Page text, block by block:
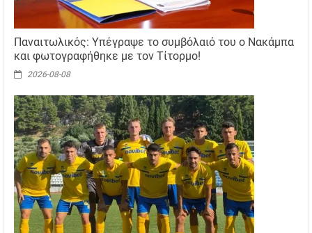
Παναιτωλικός: Υπέγραψε το συμβόλαιό του ο Νακάμπα
και φωτογραφήθηκε με τον Τίτορμο!
2026-08-08